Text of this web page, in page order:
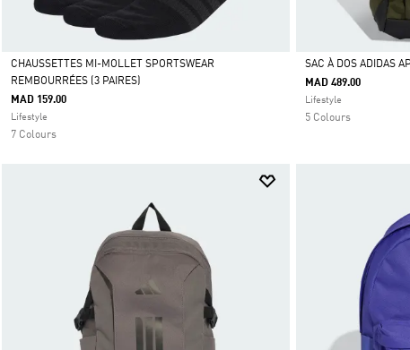
Selected
CHAUSSETTES MI-MOLLET SPORTSWEAR
REMBOURRÉES (3 PAIRES)
MAD 159.00
Lifestyle
7 Colours
Selected
SAC À DOS ADIDAS
MAD 489.00
Lifestyle
5 Colours